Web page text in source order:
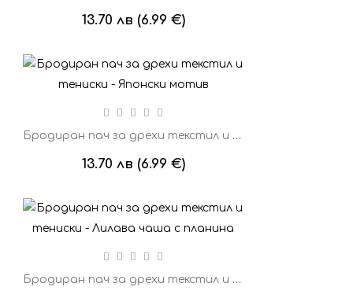
13.70 лв (6.99 €)
Бродиран пач за дрехи текстил и тениски - Японски мотив
13.70 лв (6.99 €)
Бродиран пач за дрехи текстил и тениски - Лилава чаша с планина